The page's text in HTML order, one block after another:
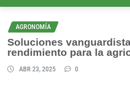
AGRONOMÍA
Soluciones
rendimiento para la
ABR 23, 2025 0